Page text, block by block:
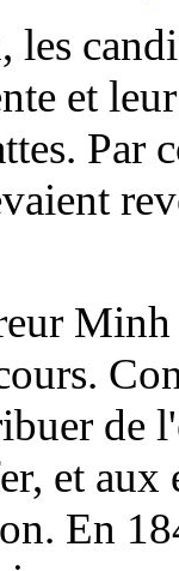
les
et
Par
Minh
de
et aux
En